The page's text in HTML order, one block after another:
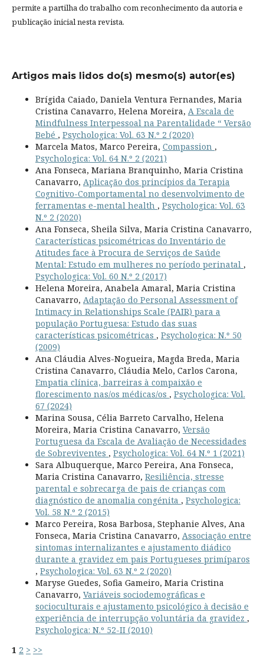
permite a partilha do trabalho com reconhecimento da autoria e
publicação inicial nesta revista.
Artigos mais lidos do(s) mesmo(s) autor(es)
Brígida Caiado, Daniela Ventura Fernandes, Maria
Cristina Canavarro, Helena Moreira, A Escala de
Mindfulness Interpessoal na Parentalidade “ Versão
Bebé , Psychologica: Vol. 63 N.º 2 (2020)
Marcela Matos, Marco Pereira, Compassion ,
Psychologica: Vol. 64 N.º 2 (2021)
Ana Fonseca, Mariana Branquinho, Maria Cristina
Canavarro, Aplicação dos princípios da Terapia
Cognitivo-Comportamental no desenvolvimento de
ferramentas e-mental health , Psychologica: Vol. 63
N.º 2 (2020)
Ana Fonseca, Sheila Silva, Maria Cristina Canavarro,
Características psicométricas do Inventário de
Atitudes face à Procura de Serviços de Saúde
Mental: Estudo em mulheres no período perinatal ,
Psychologica: Vol. 60 N.º 2 (2017)
Helena Moreira, Anabela Amaral, Maria Cristina
Canavarro, Adaptação do Personal Assessment of
Intimacy in Relationships Scale (PAIR) para a
população Portuguesa: Estudo das suas
características psicométricas , Psychologica: N.º 50
(2009)
Ana Cláudia Alves-Nogueira, Magda Breda, Maria
Cristina Canavarro, Cláudia Melo, Carlos Carona,
Empatia clínica, barreiras à compaixão e
florescimento nas/os médicas/os , Psychologica: Vol.
67 (2024)
Marina Sousa, Célia Barreto Carvalho, Helena
Moreira, Maria Cristina Canavarro, Versão
Portuguesa da Escala de Avaliação de Necessidades
de Sobreviventes , Psychologica: Vol. 64 N.º 1 (2021)
Sara Albuquerque, Marco Pereira, Ana Fonseca,
Maria Cristina Canavarro, Resiliência, stresse
parental e sobrecarga de pais de crianças com
diagnóstico de anomalia congénita , Psychologica:
Vol. 58 N.º 2 (2015)
Marco Pereira, Rosa Barbosa, Stephanie Alves, Ana
Fonseca, Maria Cristina Canavarro, Associação entre
sintomas internalizantes e ajustamento diádico
durante a gravidez em pais Portugueses primíparos
, Psychologica: Vol. 63 N.º 2 (2020)
Maryse Guedes, Sofia Gameiro, Maria Cristina
Canavarro, Variáveis sociodemográficas e
socioculturais e ajustamento psicológico à decisão e
experiência de interrupção voluntária da gravidez ,
Psychologica: N.º 52-II (2010)
1 2 > >>